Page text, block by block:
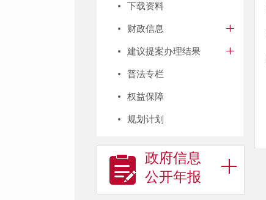
下载资料
财政信息
建议提案办理结果
普法专栏
权益保障
规划计划
政府信息
公开年报